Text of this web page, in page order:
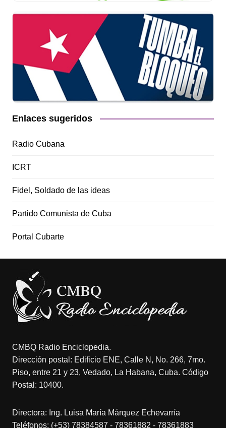
Enlaces sugeridos
Radio Cubana
ICRT
Fidel, Soldado de las ideas
Partido Comunista de Cuba
Portal Cubarte
CMBQ Radio Enciclopedia.
Dirección postal: Edificio ENE, Calle N, No. 266, 7mo.
Piso, entre 21 y 23, Vedado, La Habana, Cuba. Código
Postal: 10400.
Directora: Ing. Luisa María Márquez Echevarría
Teléfonos: (+53) 78384587 - 78361882 - 78361883